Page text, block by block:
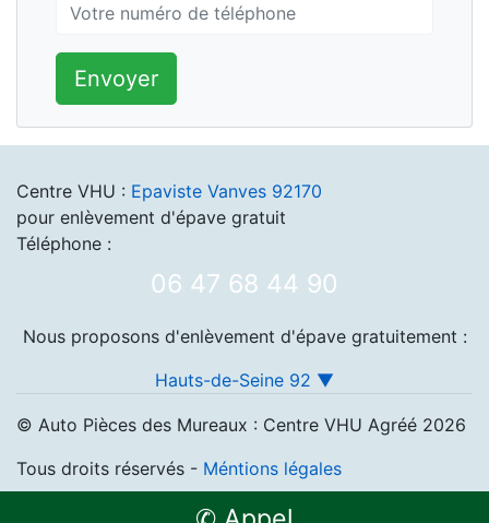
Envoyer
Centre VHU : Epaviste Vanves 92170
pour enlèvement d'épave gratuit
Téléphone :
06 47 68 44 90
Nous proposons d'enlèvement d'épave gratuitement :
Hauts-de-Seine 92 ▼
© Auto Pièces des Mureaux : Centre VHU Agréé 2026
Tous droits réservés - Méntions légales